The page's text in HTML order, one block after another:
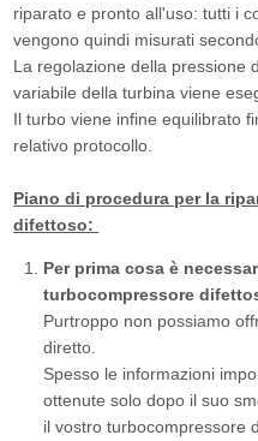
riparato e pronto all'uso: tutti i
vengono quindi misurati
La regolazione della pressione
variabile della turbina viene
Il turbo viene infine equilibrato
relativo protocollo.
Piano di procedura per la
difettoso:
Per prima cosa è
turbocompressore
Purtroppo non possiamo
diretto.
Spesso le informazioni
ottenute solo dopo il suo
il vostro turbocompressore